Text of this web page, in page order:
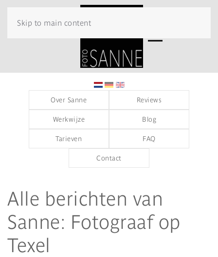
Skip to main content
Over Sanne Reviews
Werkwijze Blog
Tarieven FAQ
Contact
Alle berichten van
Sanne: Fotograaf op
Texel